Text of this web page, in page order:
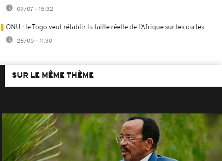
09/07 - 15:32
ONU : le Togo veut rétablir la taille réelle de l’Afrique sur les cartes
28/05 - 11:30
SUR LE MÊME THÈME